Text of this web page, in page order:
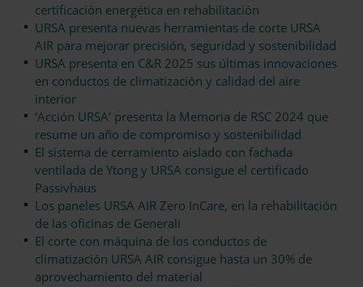
certificación energética en rehabilitación
URSA presenta nuevas herramientas de corte URSA
AIR para mejorar precisión, seguridad y sostenibilidad
URSA presenta en C&R 2025 sus últimas innovaciones
en conductos de climatización y calidad del aire
interior
‘Acción URSA’ presenta la Memoria de RSC 2024 que
resume un año de compromiso y sostenibilidad
El sistema de cerramiento aislado con fachada
ventilada de Ytong y URSA consigue el certificado
Passivhaus
Los paneles URSA AIR Zero InCare, en la rehabilitación
de las oficinas de Generali
El corte con máquina de los conductos de
climatización URSA AIR consigue hasta un 30% de
aprovechamiento del material